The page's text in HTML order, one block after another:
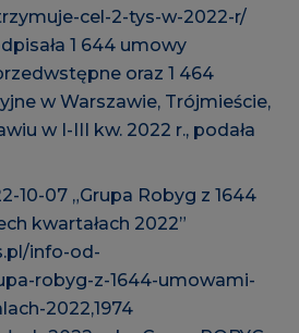
cel-2-tys-w-2022-r/
1 644 umowy
oraz 1 464
w Warszawie, Trójmieście,
w I-III kw. 2022 r., podała
10-07 „Grupa Robyg z 1644
kwartałach 2022”
info-od-
robyg-z-1644-umowami-
2022,1974